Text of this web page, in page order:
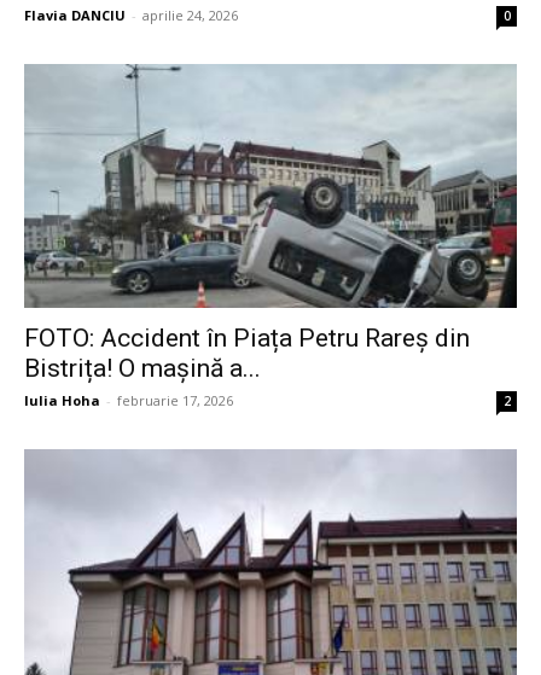
Flavia DANCIU - aprilie 24, 2026 0
FOTO: Accident în Piața Petru Rareș din
Bistrița! O mașină a...
Iulia Hoha - februarie 17, 2026 2